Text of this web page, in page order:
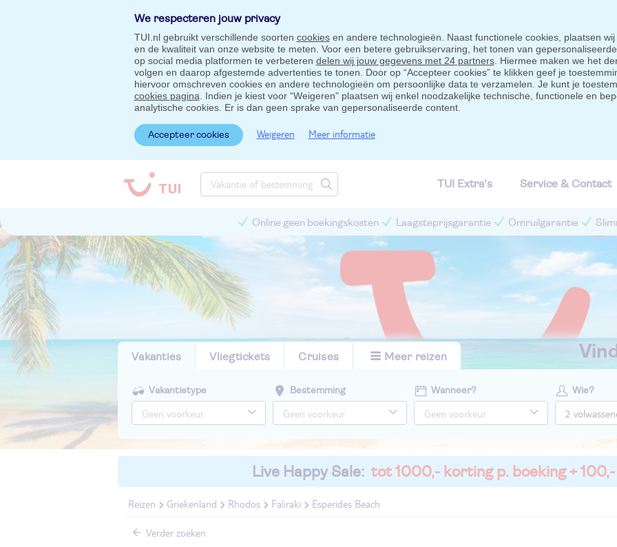
We respecteren jouw privacy
TUI.nl gebruikt verschillende soorten cookiesen andere technologieën. Naast functionele cookies, plaatsen
en de kwaliteit van onze website te meten. Voor een betere gebruikservaring, het tonen van
op social media platformen te verbeteren delen wij jouw gegevens met 24 partners. Hiermee maken we het
volgen en daarop afgestemde advertenties te tonen. Door op “Accepteer cookies” te klikken geef je
hiervoor omschreven cookies en andere technologieën om persoonlijke data te verzamelen. Je kunt je
cookies pagina . Indien je kiest voor “Weigeren” plaatsen wij enkel noodzakelijke technische, functionele en
analytische cookies. Er is dan geen sprake van gepersonaliseerde content.
Accepteer cookies Weigeren Meer informatie
TUI Extra's Service & Contact
Online geen boekingskosten Laagsteprijsgarantie Omruilgarantie
Vakanties Vliegtickets Cruises Meer reizen
Vakantietype Bestemming Wanneer? Wie?
Live Happy Sale: tot 1000,- korting p. boeking + 100,-
Reizen Griekenland Rhodos Faliraki Esperides Beach
Verder zoeken